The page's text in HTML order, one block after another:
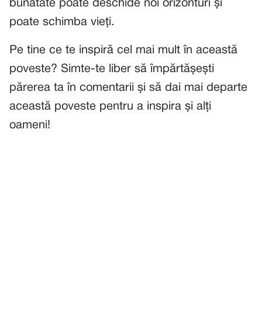
bunătate poate deschide noi orizonturi și
poate schimba vieți.
Pe tine ce te inspiră cel mai mult în această
poveste? Simte-te liber să împărtășești
părerea ta în comentarii și să dai mai departe
această poveste pentru a inspira și alți
oameni!